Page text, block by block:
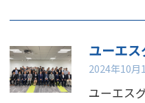
2024年10月
ユーエス